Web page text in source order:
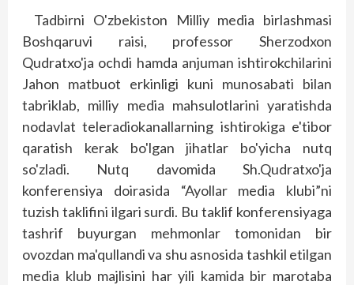
Tadbirni O'zbekiston Milliy media birlashmasi
Boshqaruvi raisi, professor Sherzodxon
Qudratxo'ja ochdi hamda anjuman ishtirokchilarini
Jahon matbuot erkinligi kuni munosabati bilan
tabriklab, milliy media mahsulotlarini yaratishda
nodavlat teleradiokanallarning ishtirokiga e'tibor
qaratish kerak bo'lgan jihatlar bo'yicha nutq
so'zladi. Nutq davomida Sh.Qudratxo'ja
konferensiya doirasida “Ayollar media klubi”ni
tuzish taklifini ilgari surdi. Bu taklif konferensiyaga
tashrif buyurgan mehmonlar tomonidan bir
ovozdan ma'qullandi va shu asnosida tashkil etilgan
media klub majlisini har yili kamida bir marotaba